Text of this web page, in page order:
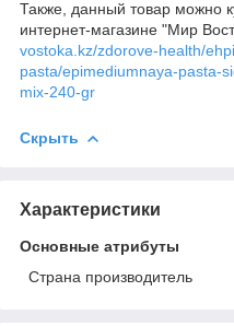
Также, данный товар можно
интернет-магазине "Мир
vostoka.kz/zdorove-health/
pasta/epimediumnaya-pasta-
mix-240-gr
Скрыть
Характеристики
Основные атрибуты
Страна производитель